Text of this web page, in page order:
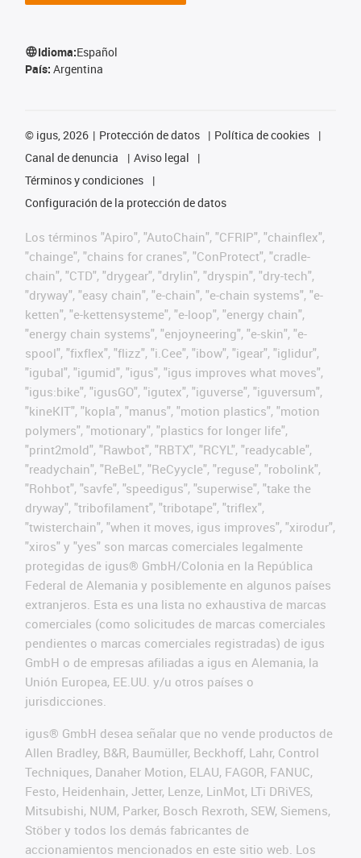
Idioma:Español
País: Argentina
© igus, 2026 Protección de datos
Política de cookies
Canal de denuncia
Aviso legal
Términos y condiciones
Configuración de la protección de datos
Los términos "Apiro", "AutoChain", "CFRIP", "chainflex",
"chainge", "chains for cranes", "ConProtect", "cradle-
chain", "CTD", "drygear", "drylin", "dryspin", "dry-tech",
"dryway", "easy chain", "e-chain", "e-chain systems", "e-
ketten", "e-kettensysteme", "e-loop", "energy chain",
"energy chain systems", "enjoyneering", "e-skin", "e-
spool", "fixflex", "flizz", "i.Cee", "ibow", "igear", "iglidur",
"igubal", "igumid", "igus", "igus improves what moves",
"igus:bike", "igusGO", "igutex", "iguverse", "iguversum",
"kineKIT", "kopla", "manus", "motion plastics", "motion
polymers", "motionary", "plastics for longer life",
"print2mold", "Rawbot", "RBTX", "RCYL", "readycable",
"readychain", "ReBeL", "ReCyycle", "reguse", "robolink",
"Rohbot", "savfe", "speedigus", "superwise", "take the
dryway", "tribofilament", "tribotape", "triflex",
"twisterchain", "when it moves, igus improves", "xirodur",
"xiros" y "yes" son marcas comerciales legalmente
protegidas de igus® GmbH/Colonia en la República
Federal de Alemania y posiblemente en algunos países
extranjeros. Esta es una lista no exhaustiva de marcas
comerciales (como solicitudes de marcas comerciales
pendientes o marcas comerciales registradas) de igus
GmbH o de empresas afiliadas a igus en Alemania, la
Unión Europea, EE.UU. y/u otros países o
jurisdicciones.
igus® GmbH desea señalar que no vende productos de
Allen Bradley, B&R, Baumüller, Beckhoff, Lahr, Control
Techniques, Danaher Motion, ELAU, FAGOR, FANUC,
Festo, Heidenhain, Jetter, Lenze, LinMot, LTi DRiVES,
Mitsubishi, NUM, Parker, Bosch Rexroth, SEW, Siemens,
Stöber y todos los demás fabricantes de
accionamientos mencionados en este sitio web. Los